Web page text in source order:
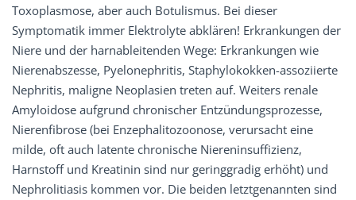
Toxoplasmose, aber auch Botulismus. Bei dieser
Symptomatik immer Elektrolyte abklären! Erkrankungen der
Niere und der harnableitenden Wege: Erkrankungen wie
Nierenabszesse, Pyelonephritis, Staphylokokken-assoziierte
Nephritis, maligne Neoplasien treten auf. Weiters renale
Amyloidose aufgrund chronischer Entzündungsprozesse,
Nierenfibrose (bei Enzephalitozoonose, verursacht eine
milde, oft auch latente chronische Niereninsuffizienz,
Harnstoff und Kreatinin sind nur geringgradig erhöht) und
Nephrolitiasis kommen vor. Die beiden letztgenannten sind